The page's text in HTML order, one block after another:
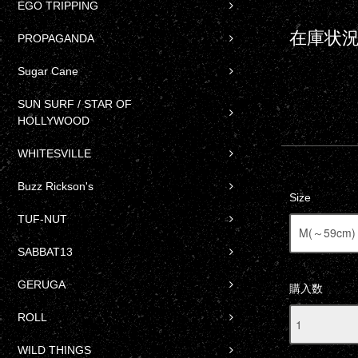
EGO TRIPPING
PROPAGANDA
Sugar Cane
SUN SURF / STAR OF
HOLLYWOOD
WHITESVILLE
Buzz Rickson's
TUF-NUT
SABBAT13
GERUGA
ROLL
WILD THINGS
在庫状
Size
購入数